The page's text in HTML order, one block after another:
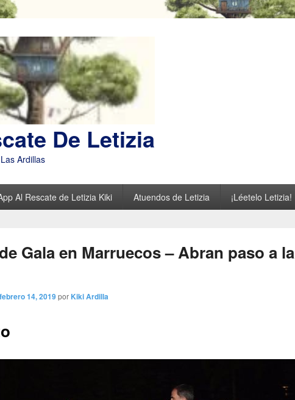
De Letizia
Ardillas
Al Rescate de Letizia Kiki Atuendos de Letizia ¡Léetelo Letizia!
Gala en Marruecos – Abran paso a la
febrero 14, 2019por Kiki Ardilla